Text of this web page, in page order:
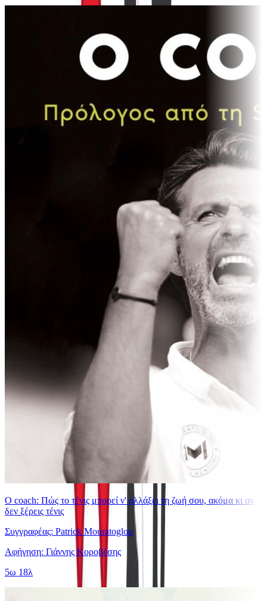
Ο coach: Πώς το τένις μπορεί ν' αλλάξει τη ζωή σου, ακόμα κι αν
δεν ξέρεις τένις
Συγγραφέας: Patrick Mouratoglou
Αφήγηση: Γιάννης Κοροβέσης
5ω 18λ